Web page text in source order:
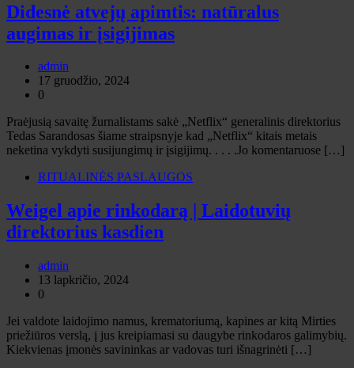
Didesnė atvejų apimtis: natūralus
augimas ir įsigijimas
admin
17 gruodžio, 2024
0
Praėjusią savaitę žurnalistams sakė „Netflix“ generalinis direktorius
Tedas Sarandosas šiame straipsnyje kad „Netflix“ kitais metais
neketina vykdyti susijungimų ir įsigijimų. . . . .Jo komentaruose […]
RITUALINĖS PASLAUGOS
Weigel apie rinkodarą | Laidotuvių
direktorius kasdien
admin
13 lapkričio, 2024
0
Jei valdote laidojimo namus, krematoriumą, kapines ar kitą Mirties
priežiūros verslą, į jus kreipiamasi su daugybe rinkodaros galimybių.
Kiekvienas įmonės savininkas ar vadovas turi išnagrinėti […]